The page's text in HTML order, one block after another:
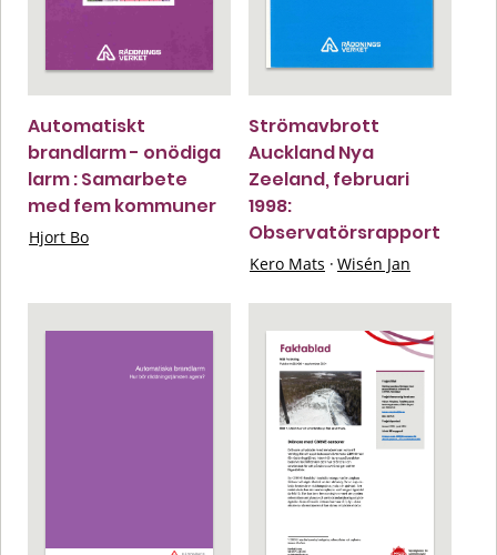
Automatiskt
brandlarm - onödiga
larm : Samarbete
med fem kommuner
Hjort Bo
Strömavbrott
Auckland Nya
Zeeland, februari
1998:
Observatörsrapport
Kero Mats · Wisén Jan